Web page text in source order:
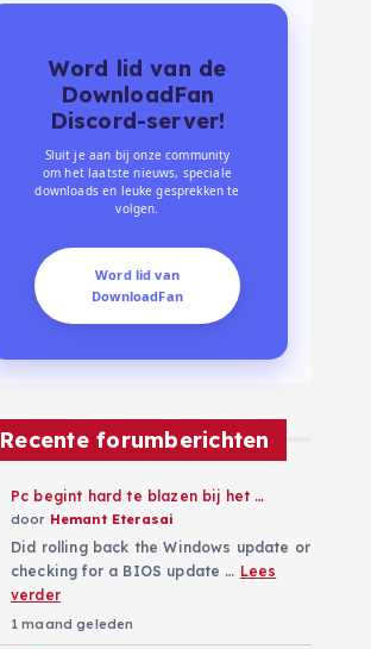
Word lid van de
DownloadFan
Discord-server!
Sluit je aan bij onze community
om het laatste nieuws, speciale
downloads en leuke gesprekken te
volgen.
Word lid van
DownloadFan
Recente forumberichten
Pc begint hard te blazen bij het …
door Hemant Eterasai
Did rolling back the Windows update or
checking for a BIOS update … Lees
verder
1 maand geleden